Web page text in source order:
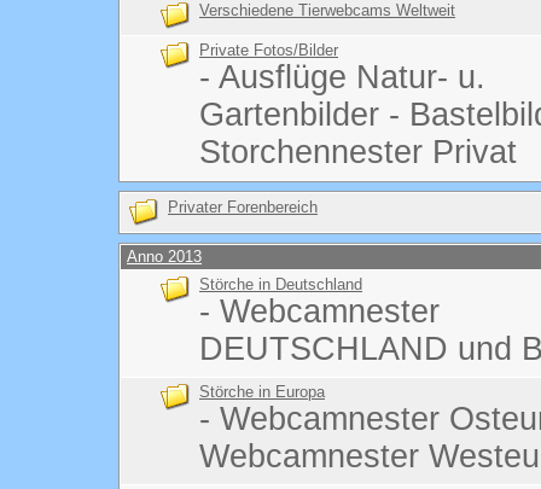
Verschiedene Tierwebcams Weltweit
Private Fotos/Bilder
- Ausflüge Natur- u.
Gartenbilder -
Storchennester Privat
Privater Forenbereich
Anno 2013
Störche in Deutschland
- Webcamnester
DEUTSCHLAND und
Störche in Europa
- Webcamnester
Webcamnester